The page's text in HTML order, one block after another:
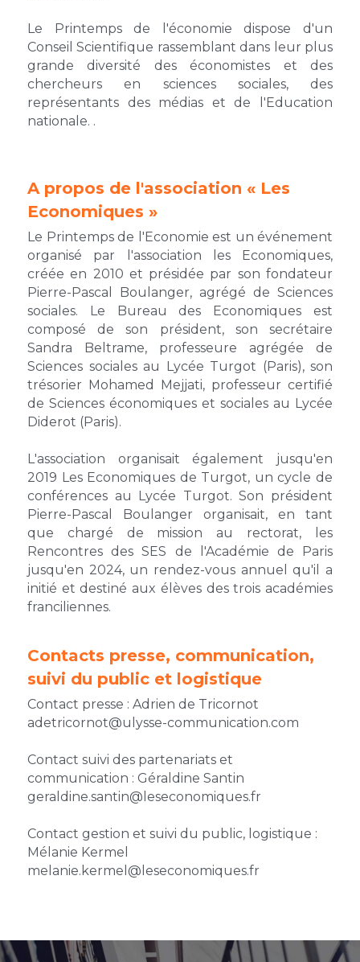
Le Printemps de l'économie dispose d'un
Conseil Scientifique rassemblant dans leur plus
grande diversité des économistes et des
chercheurs en sciences sociales, des
représentants des médias et de l'Education
nationale. .
A propos de l'association « Les
Economiques »
Le Printemps de l'Economie est un événement
organisé par l'association les Economiques,
créée en 2010 et présidée par son fondateur
Pierre-Pascal Boulanger, agrégé de Sciences
sociales. Le Bureau des Economiques est
composé de son président, son secrétaire
Sandra Beltrame, professeure agrégée de
Sciences sociales au Lycée Turgot (Paris), son
trésorier Mohamed Mejjati, professeur certifié
de Sciences économiques et sociales au Lycée
Diderot (Paris).
L'association organisait également jusqu'en
2019 Les Economiques de Turgot, un cycle de
conférences au Lycée Turgot. Son président
Pierre-Pascal Boulanger organisait, en tant
que chargé de mission au rectorat, les
Rencontres des SES de l'Académie de Paris
jusqu'en 2024, un rendez-vous annuel qu'il a
initié et destiné aux élèves des trois académies
franciliennes.
Contacts presse, communication,
suivi du public et logistique
Contact presse : Adrien de Tricornot
adetricornot@ulysse-communication.com
Contact suivi des partenariats et
communication : Géraldine Santin
geraldine.santin@leseconomiques.fr
Contact gestion et suivi du public, logistique :
Mélanie Kermel
melanie.kermel@leseconomiques.fr